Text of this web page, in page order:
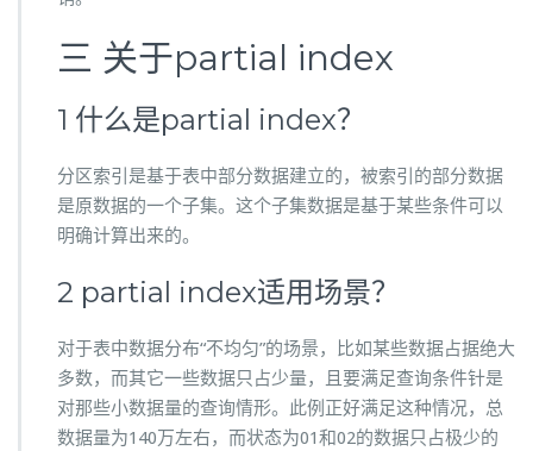
三 关于partial index
1 什么是partial index？
分区索引是基于表中部分数据建立的，被索引的部分数据
是原数据的一个子集。这个子集数据是基于某些条件可以
明确计算出来的。
2 partial index适用场景？
对于表中数据分布“不均匀”的场景，比如某些数据占据绝大
多数，而其它一些数据只占少量，且要满足查询条件针是
对那些小数据量的查询情形。此例正好满足这种情况，总
数据量为140万左右，而状态为01和02的数据只占极少的